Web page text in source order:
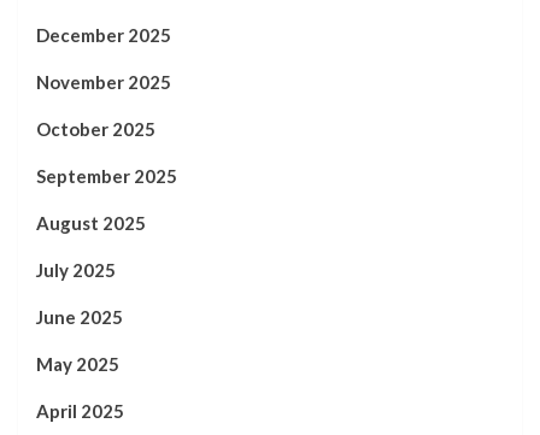
December 2025
November 2025
October 2025
September 2025
August 2025
July 2025
June 2025
May 2025
April 2025